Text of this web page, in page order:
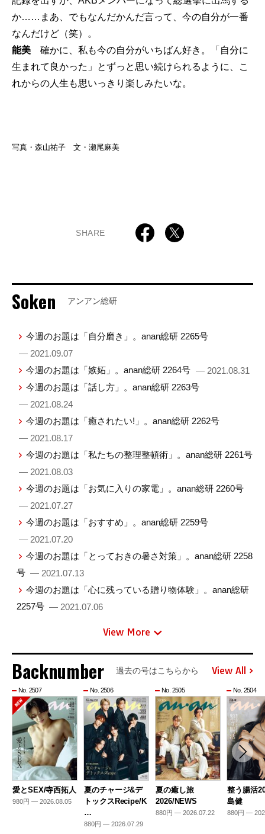
か……まあ、でもなんだかんだ言って、今の自分が一番
なんだけど（笑）。
能美 確かに、私も今の自分がいちばん好き。「自分に
生まれて良かった」とずっと思い続けられるように、こ
れからの人生も思いっきり楽しみたいな。
写真・森山祐子 文・瀬尾麻美
SHARE
Soken アンアン総研
今週のお題は「自分磨き」。anan総研 2265号
— 2021.09.07
今週のお題は「嫉妬」。anan総研 2264号 — 2021.08.31
今週のお題は「話し方」。anan総研 2263号
— 2021.08.24
今週のお題は「癒されたい!」。anan総研 2262号
— 2021.08.17
今週のお題は「私たちの整理整頓術」。anan総研 2261号
— 2021.08.03
今週のお題は「お気に入りの家電」。anan総研 2260号
— 2021.07.27
今週のお題は「おすすめ」。anan総研 2259号
— 2021.07.20
今週のお題は「とっておきの暑さ対策」。anan総研 2258
号 — 2021.07.13
今週のお題は「心に残っている贈り物体験」。anan総研
2257号 — 2021.07.06
View More
Backnumber 過去の号はこちらから View All
No. 2507
愛とSEX/寺西拓人
980円 — 2026.08.05
No. 2506
夏のチャージ&デ
トックスRecipe/K
…
880円 — 2026.07.29
No. 2505
夏の癒し旅
2026/NEWS
880円 — 2026.07.22
No. 2504
整う腸活
島健
880円 —